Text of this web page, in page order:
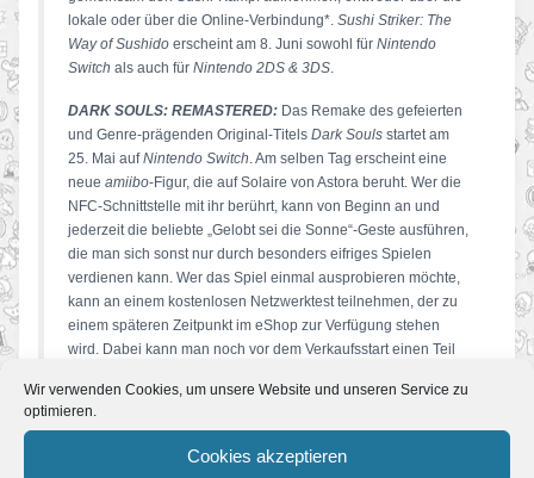
Wir verwenden Cookies, um unsere Website und unseren Service zu
optimieren.
Cookies akzeptieren
lokale oder über die Online-Verbindung*. Sushi Striker: The
Way of Sushido erscheint am 8. Juni sowohl für Nintendo
Switch als auch für Nintendo 2DS & 3DS.
DARK SOULS: REMASTERED: Das Remake des gefeierten
und Genre-prägenden Original-Titels Dark Souls startet am
25. Mai aufNintendo Switch. Am selben Tag erscheint eine
neue amiibo-Figur, die auf Solaire von Astora beruht. Wer die
NFC-Schnittstelle mit ihr berührt, kann von Beginn an und
jederzeit die beliebte „Gelobt sei die Sonne“-Geste ausführen,
die man sich sonst nur durch besonders eifriges Spielen
verdienen kann. Wer das Spiel einmal ausprobieren möchte,
kann an einem kostenlosen Netzwerktest teilnehmen, der zu
einem späteren Zeitpunkt im eShop zur Verfügung stehen
wird. Dabei kann man noch vor dem Verkaufsstart einen Teil
und dabei die einzigartigen Online-Funktionen des Spiels
kennenlernen. Details zum Netzwerktest werden demnächst